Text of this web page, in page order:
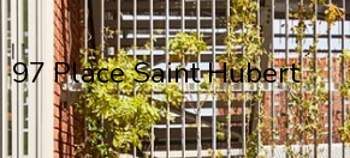
97 Place Saint Hubert
59800 Lille